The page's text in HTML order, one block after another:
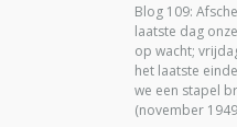
Blog 109:
laatste dag
op wacht;
het laatste
we een stapel
(november